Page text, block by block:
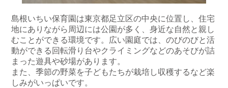
島根いちい保育園は東京都足立区の中央に位置し、住宅
地にありながら周辺には公園が多く、身近な自然と親し
むことができる環境です。広い園庭では、のびのびと活
動ができる回転滑り台やクライミングなどのあそびが詰
まった遊具や砂場があります。
また、季節の野菜を子どもたちが栽培し収穫するなど楽
しみがいっぱいです。